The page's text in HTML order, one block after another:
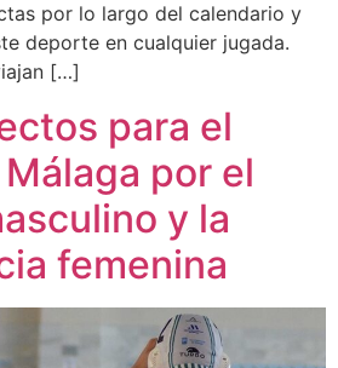
por lo largo del calendario y
deporte en cualquier jugada.
[…]
para el
por el
y la
femenina